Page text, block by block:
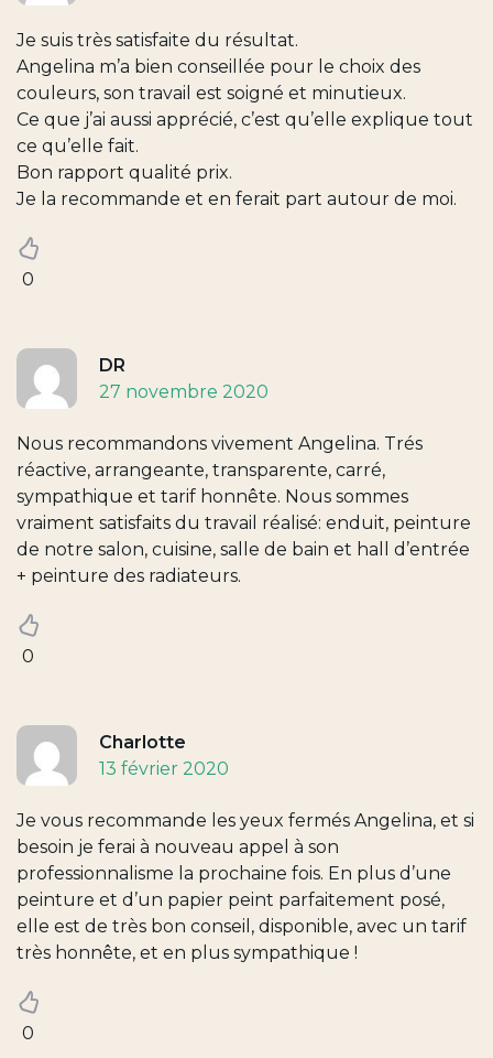
Je suis très satisfaite du résultat.
Angelina m’a bien conseillée pour le choix des
couleurs, son travail est soigné et minutieux.
Ce que j’ai aussi apprécié, c’est qu’elle explique tout
ce qu’elle fait.
Bon rapport qualité prix.
Je la recommande et en ferait part autour de moi.
0
DR
27 novembre 2020
Nous recommandons vivement Angelina. Trés
réactive, arrangeante, transparente, carré,
sympathique et tarif honnête. Nous sommes
vraiment satisfaits du travail réalisé: enduit, peinture
de notre salon, cuisine, salle de bain et hall d’entrée
+ peinture des radiateurs.
0
Charlotte
13 février 2020
Je vous recommande les yeux fermés Angelina, et si
besoin je ferai à nouveau appel à son
professionnalisme la prochaine fois. En plus d’une
peinture et d’un papier peint parfaitement posé,
elle est de très bon conseil, disponible, avec un tarif
très honnête, et en plus sympathique !
0